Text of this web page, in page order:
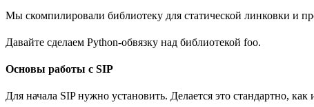
Мы скомпилировали библиотеку для статической линковки и
Давайте сделаем Python-обвязку над библиотекой foo.
Основы работы с SIP
Для начала SIP нужно установить. Делается это стандартно,